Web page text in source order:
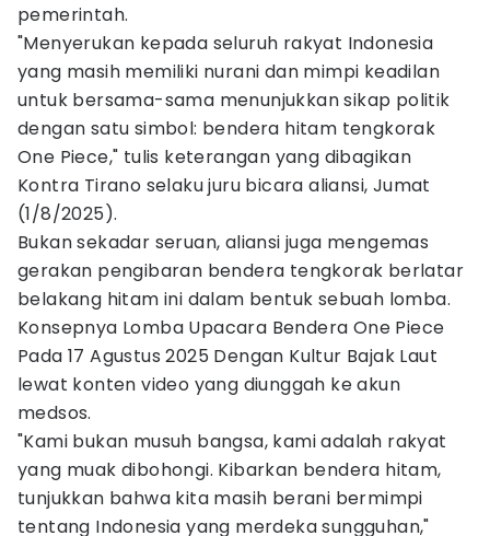
pemerintah.
"Menyerukan kepada seluruh rakyat Indonesia
yang masih memiliki nurani dan mimpi keadilan
untuk bersama-sama menunjukkan sikap politik
dengan satu simbol: bendera hitam tengkorak
One Piece," tulis keterangan yang dibagikan
Kontra Tirano selaku juru bicara aliansi, Jumat
(1/8/2025).
Bukan sekadar seruan, aliansi juga mengemas
gerakan pengibaran bendera tengkorak berlatar
belakang hitam ini dalam bentuk sebuah lomba.
Konsepnya Lomba Upacara Bendera One Piece
Pada 17 Agustus 2025 Dengan Kultur Bajak Laut
lewat konten video yang diunggah ke akun
medsos.
"Kami bukan musuh bangsa, kami adalah rakyat
yang muak dibohongi. Kibarkan bendera hitam,
tunjukkan bahwa kita masih berani bermimpi
tentang Indonesia yang merdeka sungguhan,"